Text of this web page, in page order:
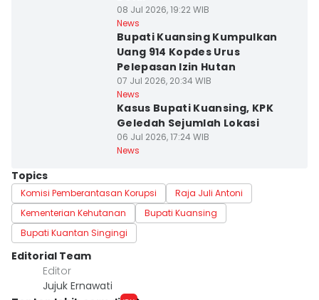
08 Jul 2026, 19:22 WIB
News
Bupati Kuansing Kumpulkan
Uang 914 Kopdes Urus
Pelepasan Izin Hutan
07 Jul 2026, 20:34 WIB
News
Kasus Bupati Kuansing, KPK
Geledah Sejumlah Lokasi
06 Jul 2026, 17:24 WIB
News
Topics
Komisi Pemberantasan Korupsi
Raja Juli Antoni
Kementerian Kehutanan
Bupati Kuansing
Bupati Kuantan Singingi
Editorial Team
Editor
Jujuk Ernawati